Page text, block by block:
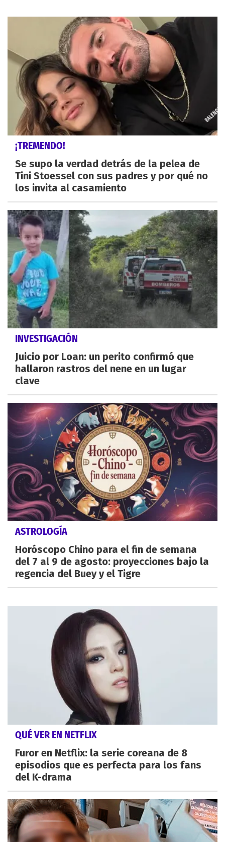
¡TREMENDO!
Se supo la verdad detrás de la pelea de
Tini Stoessel con sus padres y por qué no
los invita al casamiento
INVESTIGACIÓN
Juicio por Loan: un perito confirmó que
hallaron rastros del nene en un lugar
clave
ASTROLOGÍA
Horóscopo Chino para el fin de semana
del 7 al 9 de agosto: proyecciones bajo la
regencia del Buey y el Tigre
QUÉ VER EN NETFLIX
Furor en Netflix: la serie coreana de 8
episodios que es perfecta para los fans
del K-drama